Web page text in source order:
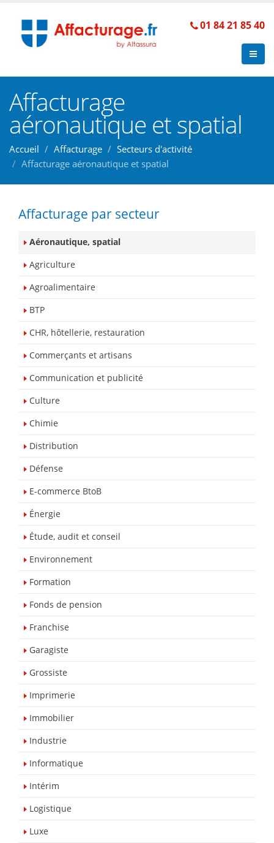
01 84 21 85 40
Affacturage
aéronautique et spatial
Accueil Affacturage
Secteurs d'activité
Affacturage aéronautique et spatial
Affacturage par secteur
Aéronautique, spatial
Agriculture
Agroalimentaire
BTP
CHR, hôtellerie, restauration
Commerçants et artisans
Communication et publicité
Culture
Chimie
Distribution
Défense
E-commerce BtoB
Énergie
Étude, audit et conseil
Environnement
Formation
Fonds de pension
Franchise
Garagiste
Grossiste
Imprimerie
Immobilier
Industrie
Informatique
Intérim
Logistique
Luxe